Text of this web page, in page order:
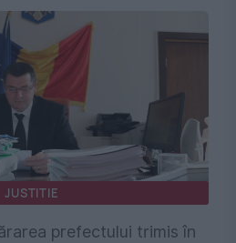
JUSTITIE
prefectului trimis în